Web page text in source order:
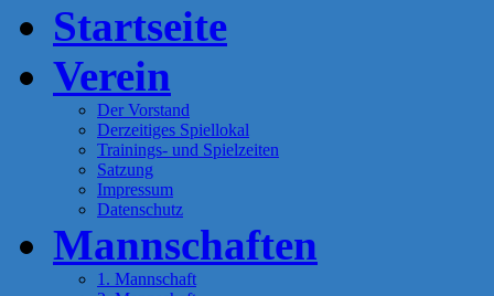
Startseite
Verein
Der Vorstand
Derzeitiges Spiellokal
Trainings- und Spielzeiten
Satzung
Impressum
Datenschutz
Mannschaften
1. Mannschaft